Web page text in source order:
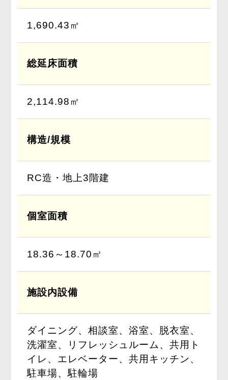
1,690.43㎡
総延床面積
2,114.98㎡
構造/規模
RC造・地上3階建
個室面積
18.36～18.70㎡
施設内設備
ダイニング、相談室、浴室、脱衣室、
洗濯室、リフレッシュルーム、共用ト
イレ、エレベーター、共用キッチン、
駐車場、駐輪場